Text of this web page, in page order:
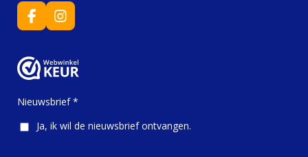
F
a
e
b
o
I
n
t
a
r
m
Nieuwsbrief *
Ja, ik wil de nieuwsbrief ontvangen.